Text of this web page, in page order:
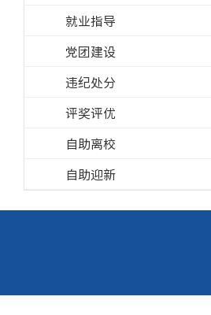
就业指导
党团建设
违纪处分
评奖评优
自助离校
自助迎新